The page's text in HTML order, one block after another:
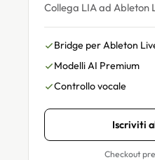
Collega LIA ad Ableton
Bridge per Ableton
Modelli AI Premium
Controllo vocale
Iscriviti
Checkout